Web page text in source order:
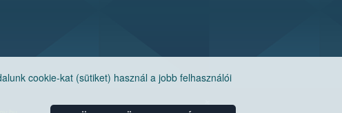
cookie-kat (sütiket) használ a jobb felhasználói